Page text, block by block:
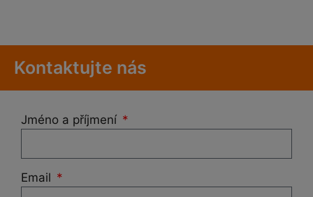
e
5
Kontaktujte nás
Jméno a příjmení
Email